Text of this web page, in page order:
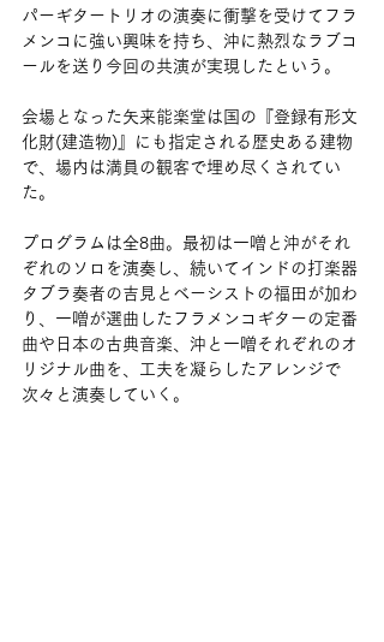
パーギタートリオの演奏に衝撃を受けてフラ
メンコに強い興味を持ち、沖に熱烈なラブコ
ールを送り今回の共演が実現したという。
会場となった矢来能楽堂は国の『登録有形文
化財(建造物)』にも指定される歴史ある建物
で、場内は満員の観客で埋め尽くされてい
た。
プログラムは全8曲。最初は一噌と沖がそれ
ぞれのソロを演奏し、続いてインドの打楽器
タブラ奏者の吉見とベーシストの福田が加わ
り、一噌が選曲したフラメンコギターの定番
曲や日本の古典音楽、沖と一噌それぞれのオ
リジナル曲を、工夫を凝らしたアレンジで
次々と演奏していく。